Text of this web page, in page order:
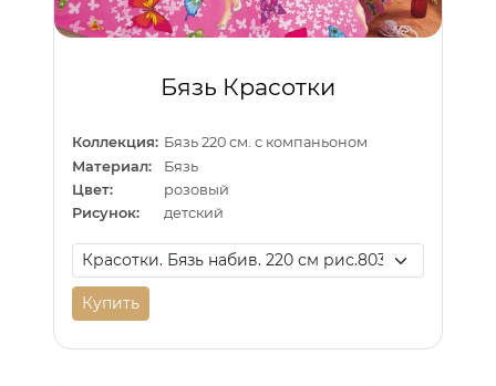
Бязь Красотки
Коллекция: Бязь 220 см. с компаньоном
Материал:
Бязь
Цвет:
розовый
Рисунок:
детский
Купить